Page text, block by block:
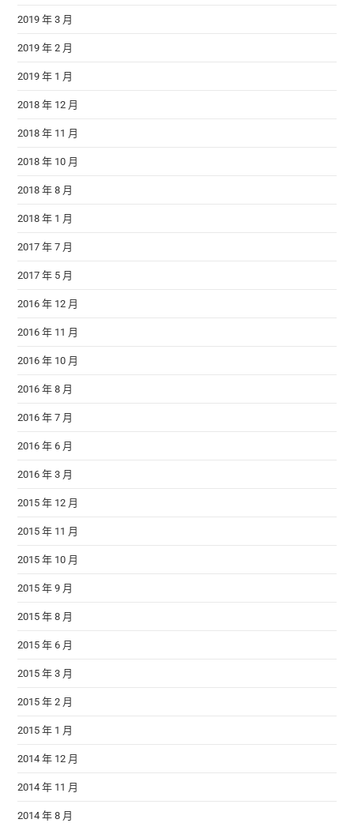
2019 年 3 月
2019 年 2 月
2019 年 1 月
2018 年 12 月
2018 年 11 月
2018 年 10 月
2018 年 8 月
2018 年 1 月
2017 年 7 月
2017 年 5 月
2016 年 12 月
2016 年 11 月
2016 年 10 月
2016 年 8 月
2016 年 7 月
2016 年 6 月
2016 年 3 月
2015 年 12 月
2015 年 11 月
2015 年 10 月
2015 年 9 月
2015 年 8 月
2015 年 6 月
2015 年 3 月
2015 年 2 月
2015 年 1 月
2014 年 12 月
2014 年 11 月
2014 年 8 月